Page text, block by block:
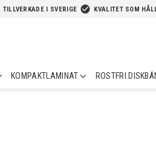
TILLVERKADE I SVERIGE check_circle KVALITET SOM
KOMPAKTLAMINAT ROSTFRI